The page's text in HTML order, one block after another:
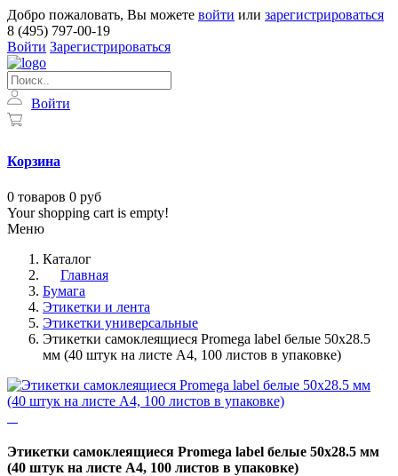
Добро пожаловать, Вы можете войти или зарегистрироваться
8 (495) 797-00-19
Войти Зарегистрироваться
Войти
Корзина
0 товаров 0 руб
Your shopping cart is empty!
Меню
Каталог
Главная
Бумага
Этикетки и лента
Этикетки универсальные
Этикетки самоклеящиеся Promega label белые 50х28.5
мм (40 штук на листе А4, 100 листов в упаковке)
Этикетки самоклеящиеся Promega label белые 50х28.5 мм
(40 штук на листе А4, 100 листов в упаковке)